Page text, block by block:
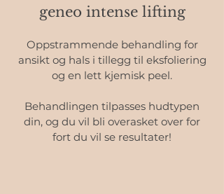
geneo intense lifting
Oppstrammende behandling for
ansikt og hals i tillegg til eksfoliering
og en lett kjemisk peel.
Behandlingen tilpasses hudtypen
din, og du vil bli overasket over for
fort du vil se resultater!